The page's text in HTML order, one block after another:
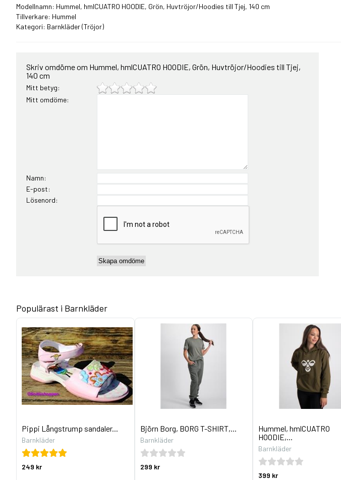
Modellnamn: Hummel, hmlCUATRO HOODIE, Grön, Huvtröjor/Hoodies till Tjej, 140 cm
Tillverkare: Hummel
Kategori: Barnkläder(Tröjor)
Skriv omdöme om Hummel, hmlCUATRO HOODIE, Grön, Huvtröjor/Hoodies till Tjej,
140 cm
Mitt betyg:
Mitt omdöme:
Namn:
E-post:
Lösenord:
Populärast i Barnkläder
Pippi Långstrump sandaler...
Barnkläder
249 kr
Björn Borg, BORG T-SHIRT,...
Barnkläder
299 kr
Hummel, hmlCUATRO
HOODIE,...
Barnkläder
399 kr